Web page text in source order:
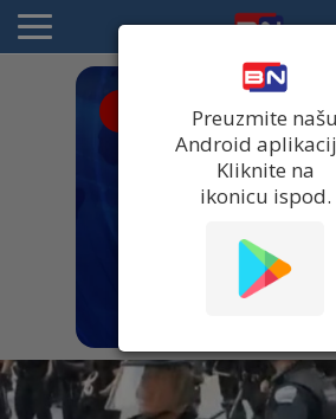
Preuzmite našu
Android
Kliknite na
ikonicu ispod.